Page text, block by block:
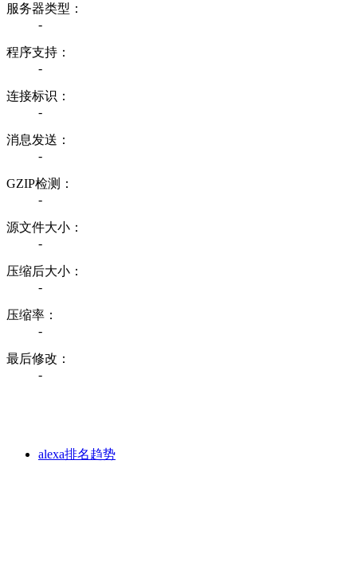
服务器类型：
-
程序支持：
-
连接标识：
-
消息发送：
-
GZIP检测：
-
源文件大小：
-
压缩后大小：
-
压缩率：
-
最后修改：
-
alexa排名趋势